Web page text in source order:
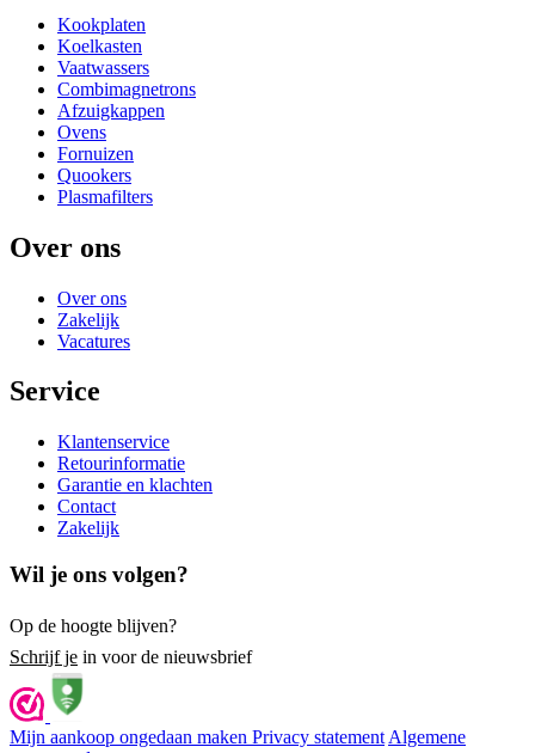
Kookplaten
Koelkasten
Vaatwassers
Combimagnetrons
Afzuigkappen
Ovens
Fornuizen
Quookers
Plasmafilters
Over ons
Over ons
Zakelijk
Vacatures
Service
Klantenservice
Retourinformatie
Garantie en klachten
Contact
Zakelijk
Wil je ons volgen?
Op de hoogte blijven?
Schrijf je in voor de nieuwsbrief
Mijn aankoop ongedaan maken Privacy statement Algemene